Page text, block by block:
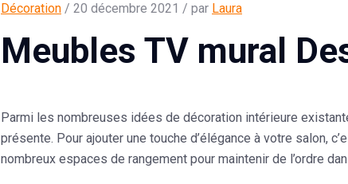
Décoration / 20 décembre 2021 / par Laura
Meubles TV mural
Parmi les nombreuses idées de décoration intérieure
présente. Pour ajouter une touche d’élégance à votre salon,
nombreux espaces de rangement pour maintenir de l’ordre